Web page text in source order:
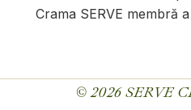
Crama SERVE membră
© 2026SERVE